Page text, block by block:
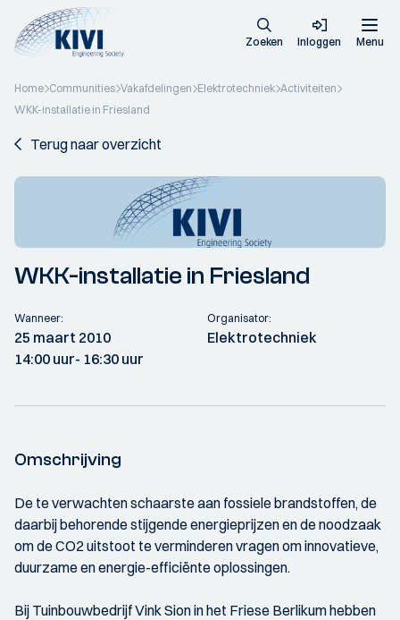
Zoeken Inloggen Menu
Home Communities Vakafdelingen Elektrotechniek Activiteiten
WKK-installatie in Friesland
Terug naar overzicht
WKK-installatie in Friesland
Wanneer:
25 maart 2010
14:00 uur- 16:30 uur
Organisator:
Elektrotechniek
Omschrijving
De te verwachten schaarste aan fossiele brandstoffen, de
daarbij behorende stijgende energieprijzen en de noodzaak
om de CO2 uitstoot te verminderen vragen om innovatieve,
duurzame en energie-efficiënte oplossingen.
Bij Tuinbouwbedrijf Vink Sion in het Friese Berlikum hebben